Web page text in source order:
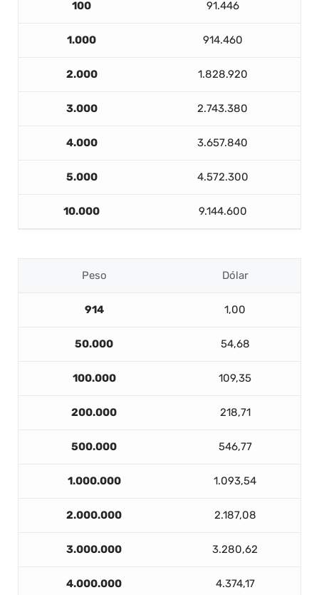
100 91.446
1.000 914.460
2.000 1.828.920
3.000 2.743.380
4.000 3.657.840
5.000 4.572.300
10.000 9.144.600
Peso Dólar
914 1,00
50.000 54,68
100.000 109,35
200.000 218,71
500.000 546,77
1.000.000 1.093,54
2.000.000 2.187,08
3.000.000 3.280,62
4.000.000 4.374,17